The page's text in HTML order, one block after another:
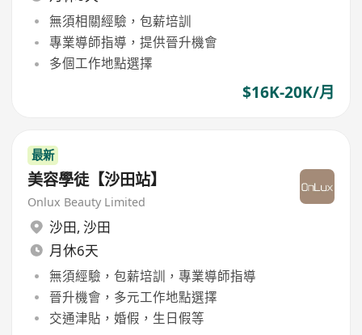
無須相關經驗，包薪培訓
專業導師指導，提供晉升機會
多個工作地點選擇
$16K-20K/月
最新
美容學徒【沙田站】
Onlux Beauty Limited
沙田, 沙田
月休6天
無須經驗，包薪培訓，專業導師指導
晉升機會，多元工作地點選擇
交通津貼，婚假，生日假等